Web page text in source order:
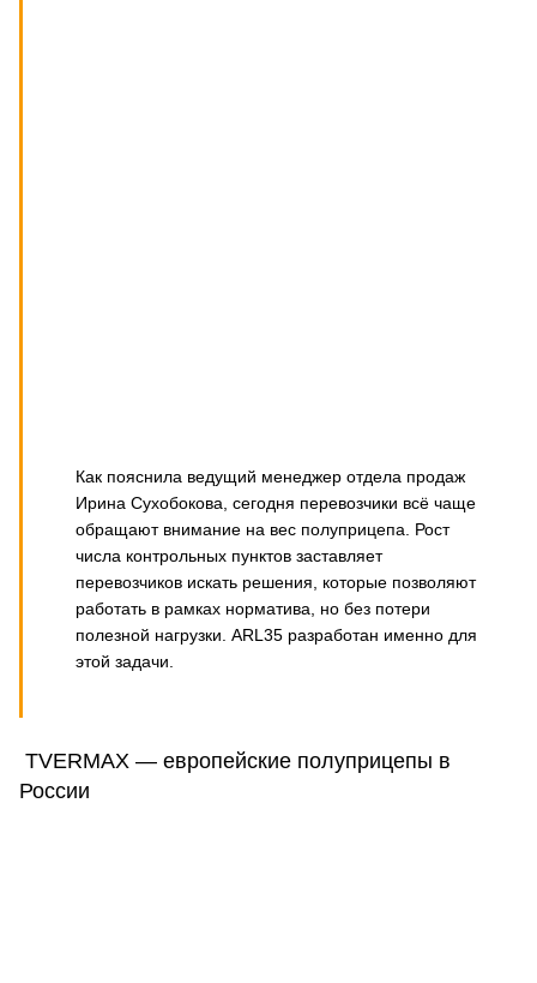
Как пояснила ведущий менеджер отдела продаж
Ирина Сухобокова, сегодня перевозчики всё чаще
обращают внимание на вес полуприцепа. Рост
числа контрольных пунктов заставляет
перевозчиков искать решения, которые позволяют
работать в рамках норматива, но без потери
полезной нагрузки. ARL35 разработан именно для
этой задачи.
TVERMAX — европейские полуприцепы в
России